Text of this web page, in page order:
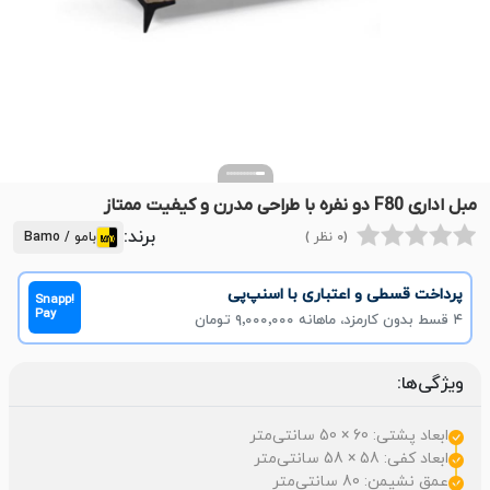
مبل اداری F80 دو نفره با طراحی مدرن و کیفیت ممتاز
(0 نظر ) برند: بامو / Bamo
پرداخت قسطی و اعتباری با اسنپ‌پی
۴ قسط بدون کارمزد، ماهانه ۹٬۰۰۰٬۰۰۰ تومان
Snapp!
Pay
ویژگی‌ها:
ابعاد پشتی: 60 × 50 سانتی‌متر
ابعاد کفی: 58 × 58 سانتی‌متر
عمق نشیمن: 80 سانتی‌متر